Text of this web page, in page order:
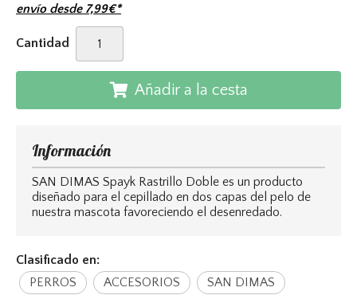
envío desde 7,99€*
Cantidad
Añadir a la cesta
Información
SAN DIMAS Spayk Rastrillo Doble es un producto
diseñado para el cepillado en dos capas del pelo de
nuestra mascota favoreciendo el desenredado.
Clasificado en:
PERROS
ACCESORIOS SAN DIMAS